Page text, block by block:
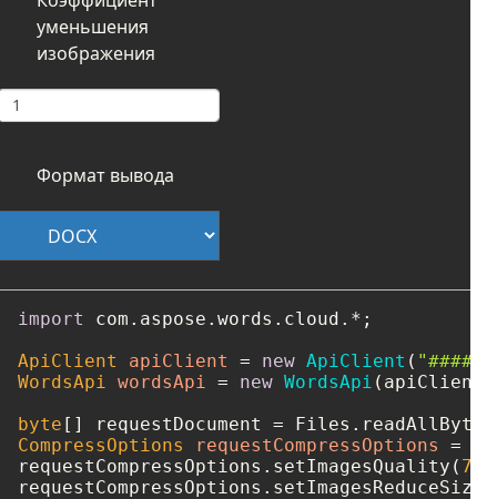
уменьшения
изображения
Формат вывода
import
com.aspose.words.cloud.*;
ApiClient
apiClient = new ApiClient ( "####-
WordsApi wordsApi = new WordsApi
byte [] requestDocument =
CompressOptions
requestCompressOptions =
requestCompressOptions.setImagesQuality( 75